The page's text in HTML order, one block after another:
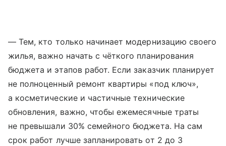
— Тем, кто только начинает модернизацию своего
жилья, важно начать с чёткого планирования
бюджета и этапов работ. Если заказчик планирует
не полноценный ремонт квартиры «под ключ»,
а косметические и частичные технические
обновления, важно, чтобы ежемесячные траты
не превышали 30% семейного бюджета. На сам
срок работ лучше запланировать от 2 до 3